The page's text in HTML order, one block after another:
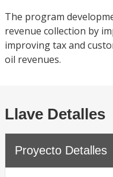
The program
revenue collection by
improving tax and
oil revenues.
Llave Detalles
Proyecto Detalles